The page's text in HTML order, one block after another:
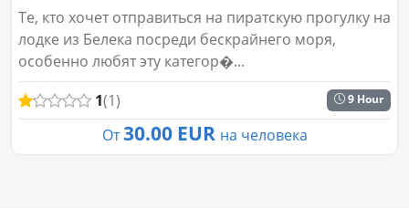
Те, кто хочет отправиться на пиратскую прогулку на
лодке из Белека посреди бескрайнего моря,
особенно любят эту категор�...
1(1) 9 Hour
От 30.00 EUR на человека